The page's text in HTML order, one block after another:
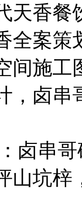
天香餐
全案策
间施
，卤
卤串
山坑梓